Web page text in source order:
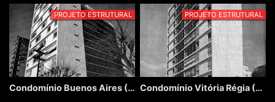
PROJETO ESTRUTURAL
Condomínio Buenos Aires (Edifício La Plata e San Martin)
PROJETO ESTRUTURAL
Condomínio Vitória Régia (Edifício Rio Negro e Tocantins)